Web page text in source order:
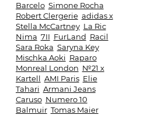
Barcelo Simone Rocha
Robert Clergerie adidas x
Stella McCartney La Ric
Nima 7II FurLand Racil
Sara Roka Saryna Key
Mischka Aoki Raparo
Monreal London №21 x
Kartell AMI Paris Elie
Tahari Armani Jeans
Caruso Numero 10
Balmuir Tomas Maier